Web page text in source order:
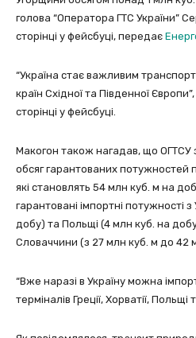
голова “Оператора ГТС України”
сторінці у фейсбуці, передає
“Україна стає важливим
країн Східної та Південної
сторінці у фейсбуці.
Макогон також нагадав, що ОГТСУ
обсяг гарантованих потужностей
які становлять 54 млн куб. м на
гарантовані імпортні потужності
добу) та Польщі (4 млн куб. на
Словаччини (з 27 млн куб. м до 42
“Вже наразі в Україну можна
терміналів Греції, Хорватії, Польщі